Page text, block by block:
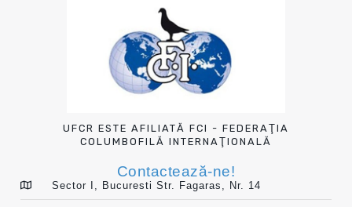
UFCR ESTE AFILIATĂ FCI - FEDERAŢIA
COLUMBOFILĂ INTERNAŢIONALĂ
Contactează-ne!
Sector I, Bucuresti Str. Fagaras, Nr. 14